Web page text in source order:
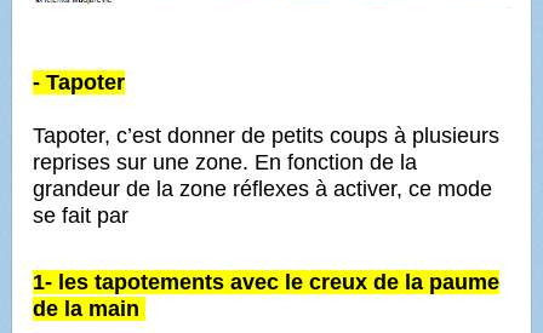
- Tapoter
Tapoter, c’est donner de petits coups à plusieurs
reprises sur une zone. En fonction de la
grandeur de la zone réflexes à activer, ce mode
se fait par
1- les tapotements avec le creux de la paume
de la main